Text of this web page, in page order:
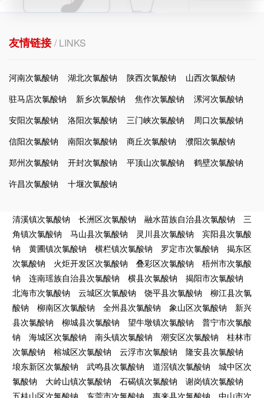
友情链接/ LINKS
河南次氯酸钠 湖北次氯酸钠 陕西次氯酸钠
山西次氯酸钠
驻马店次氯酸钠
新乡次氯酸钠 焦作次氯酸钠
漯河次氯酸钠
安阳次氯酸钠
洛阳次氯酸钠 三门峡次氯酸钠
周口次氯酸钠
信阳次氯酸钠
南阳次氯酸钠 商丘次氯酸钠
濮阳次氯酸钠
郑州次氯酸钠
开封次氯酸钠 平顶山次氯酸钠
鹤壁次氯酸钠
许昌次氯酸钠
十堰次氯酸钠
清溪镇次氯酸钠 长洲区次氯酸钠 融水苗族自治县次氯酸钠
三
角镇次氯酸钠
马山县次氯酸钠 灵川县次氯酸钠
宾阳县次氯酸
钠
黄圃镇次氯酸钠 横栏镇次氯酸钠 罗定市次氯酸钠
揭东区
次氯酸钠
火炬开发区次氯酸钠 叠彩区次氯酸钠
梧州市次氯酸
钠
连南瑶族自治县次氯酸钠 横县次氯酸钠
揭阳市次氯酸钠
北海市次氯酸钠
云城区次氯酸钠 饶平县次氯酸钠
柳江县次氯
酸钠
柳南区次氯酸钠 全州县次氯酸钠 象山区次氯酸钠
新兴
县次氯酸钠
柳城县次氯酸钠 望牛墩镇次氯酸钠
普宁市次氯酸
钠
海城区次氯酸钠 南头镇次氯酸钠 潮安区次氯酸钠
桂林市
次氯酸钠
榕城区次氯酸钠 云浮市次氯酸钠
隆安县次氯酸钠
埌东新区次氯酸钠
武鸣县次氯酸钠 道滘镇次氯酸钠
城中区次
氯酸钠
大岭山镇次氯酸钠 石碣镇次氯酸钠
谢岗镇次氯酸钠
五桂山区次氯酸钠
东莞市次氯酸钠 惠来县次氯酸钠 中山市次